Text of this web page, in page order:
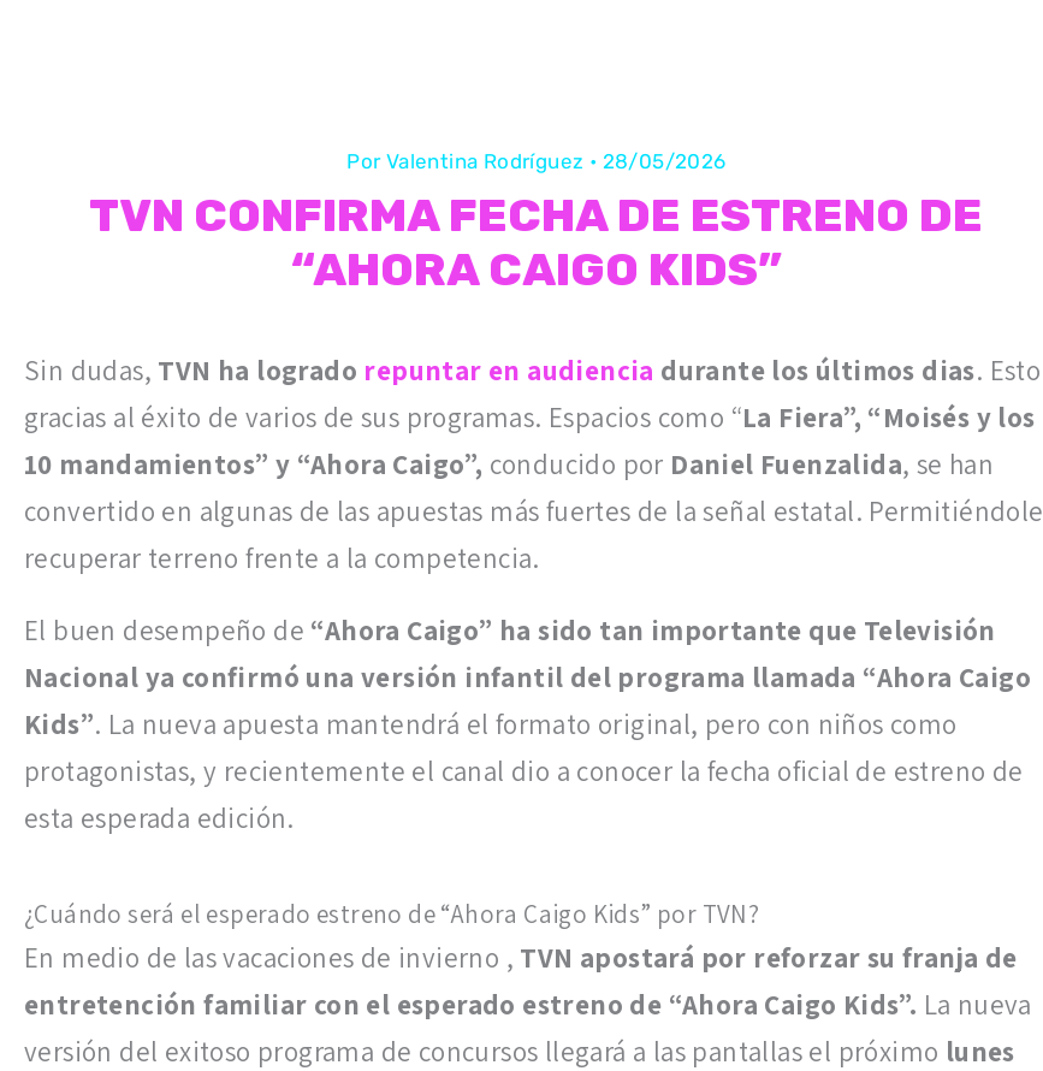
Por Valentina Rodríguez • 28/05/2026
TVN CONFIRMA FECHA DE ESTRENO DE
“AHORA CAIGO KIDS”
Sin dudas, TVN ha logrado repuntar en audiencia durante los últimos dias. Esto
gracias al éxito de varios de sus programas. Espacios como “La Fiera”, “Moisés y los
10 mandamientos” y “Ahora Caigo”, conducido por Daniel Fuenzalida, se han
convertido en algunas de las apuestas más fuertes de la señal estatal. Permitiéndole
recuperar terreno frente a la competencia.
El buen desempeño de “Ahora Caigo” ha sido tan importante que Televisión
Nacional ya confirmó una versión infantil del programa llamada “Ahora Caigo
Kids”. La nueva apuesta mantendrá el formato original, pero con niños como
protagonistas, y recientemente el canal dio a conocer la fecha oficial de estreno de
esta esperada edición.
¿Cuándo será el esperado estreno de “Ahora Caigo Kids” por TVN?
En medio de las vacaciones de invierno , TVN apostará por reforzar su franja de
entretención familiar con el esperado estreno de “Ahora Caigo Kids”. La nueva
versión del exitoso programa de concursos llegará a las pantallas el próximo lunes